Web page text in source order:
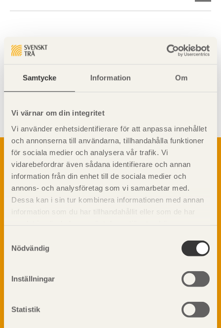
Samtycke Information Om
Vi värnar om din integritet
Vi använder enhetsidentifierare för att anpassa innehållet
och annonserna till användarna, tillhandahålla funktioner
för sociala medier och analysera vår trafik. Vi
vidarebefordrar även sådana identifierare och annan
information från din enhet till de sociala medier och
annons- och analysföretag som vi samarbetar med.
Dessa kan i sin tur kombinera informationen med annan
information som du har tillhandahållit eller som de har
Nödvändig
Inställningar
Statistik
Om trä
Materialet trä
Skogsbruk
Barrträdets uppbyggnad
Träets egenskaper och kvalitet
Kemisk behandling
Fakta om Limträ
Fukt
Ljud
TräGuiden är den digitala handboken för trä och
materialet trä samt instruktioner för byggande
med trä.
Prenumerera på TräGuidens nyhetsbrev!